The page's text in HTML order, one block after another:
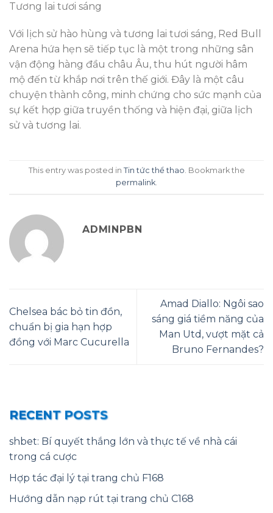
Tương lai tươi sáng
Với lịch sử hào hùng và tương lai tươi sáng, Red Bull
Arena hứa hẹn sẽ tiếp tục là một trong những sân
vận động hàng đầu châu Âu, thu hút người hâm
mộ đến từ khắp nơi trên thế giới. Đây là một câu
chuyện thành công, minh chứng cho sức mạnh của
sự kết hợp giữa truyền thống và hiện đại, giữa lịch
sử và tương lai.
This entry was posted in Tin tức thể thao. Bookmark the
permalink.
ADMINPBN
Chelsea bác bỏ tin đồn,
chuẩn bị gia hạn hợp
đồng với Marc Cucurella
Amad Diallo: Ngôi sao
sáng giá tiềm năng của
Man Utd, vượt mặt cả
Bruno Fernandes?
RECENT POSTS
shbet: Bí quyết thắng lớn và thực tế về nhà cái
trong cá cược
Hợp tác đại lý tại trang chủ F168
Hướng dẫn nạp rút tại trang chủ C168